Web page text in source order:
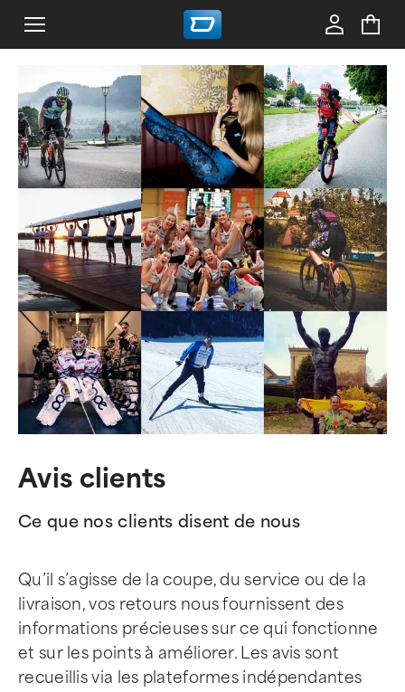
Avis clients
Ce que nos clients disent de nous
Qu’il s’agisse de la coupe, du service ou de la
livraison, vos retours nous fournissent des
informations précieuses sur ce qui fonctionne
et sur les points à améliorer. Les avis sont
recueillis via les plateformes indépendantes